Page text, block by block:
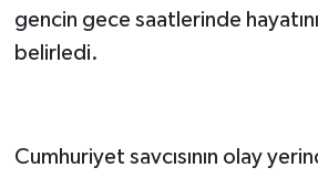
gencin gece saatlerinde
belirledi.
Cumhuriyet savcısının olay